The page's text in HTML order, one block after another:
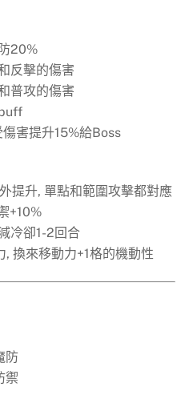
20%
反擊的傷害
普攻的傷害
傷害提升15%給Boss
提升, 單點和範圍攻擊都對應
+10%
冷卻1-2回合
換來移動力+1格的機動性
防
禦